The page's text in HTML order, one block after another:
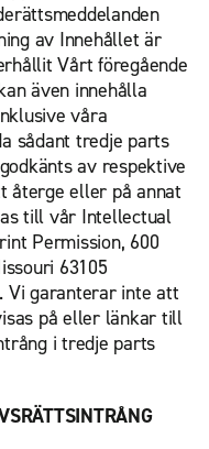
av Innehållet är
Vårt föregående
även innehålla
våra
sådant tredje parts
av respektive
återge eller på annat
till vår Intellectual
Permission, 600
63105
. Vi garanterar inte att
på eller länkar till
i tredje parts